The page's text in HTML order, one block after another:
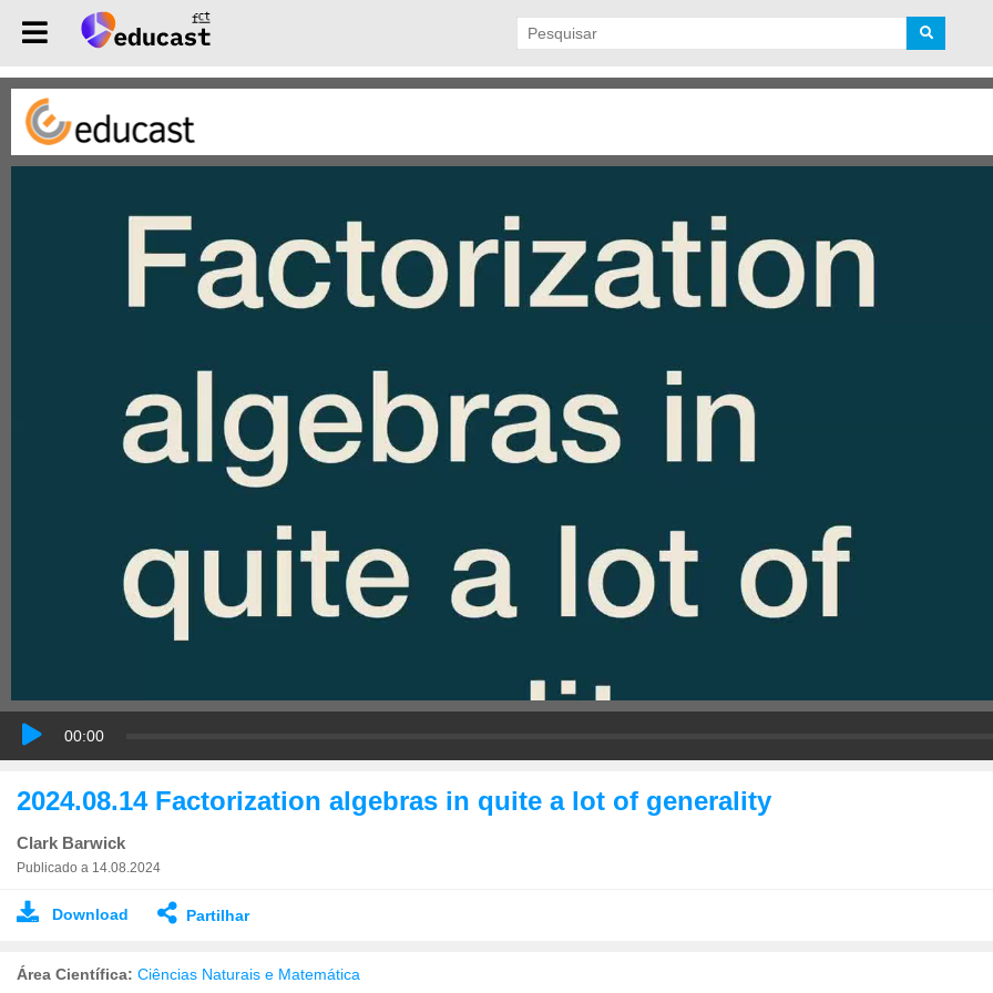
00:00
2024.08.14 Factorization algebras in quite a lot of generality
Clark Barwick
Publicado a 14.08.2024
Download Partilhar
Área Científica: Ciências Naturais e Matemática